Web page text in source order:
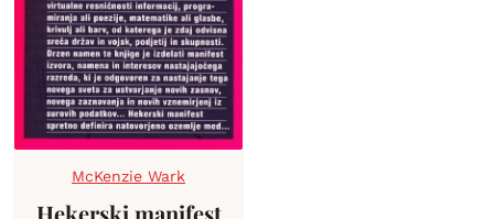
McKenzie Wark
Hekerski manifest